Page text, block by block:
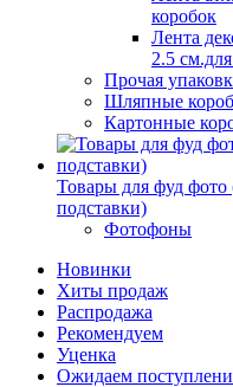
коробок
Лента
2.5
Прочая
Шляпные
Картонные
Товары для фуд
подставки)
Фотофоны
Новинки
Хиты продаж
Распродажа
Рекомендуем
Уценка
Ожидаем